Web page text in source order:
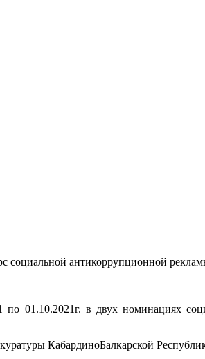
антикоррупционной
по 01.10.2021г. в двух номинациях
Кабардино­Балкарской